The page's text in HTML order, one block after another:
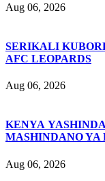
Aug 06, 2026
SERIKALI
AFC LEOPARDS
Aug 06, 2026
KENYA
MASHINDANO YA
Aug 06, 2026